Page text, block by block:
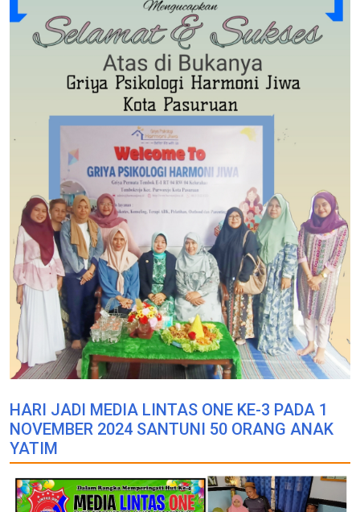
HARI JADI MEDIA LINTAS ONE KE-3 PADA 1
NOVEMBER 2024 SANTUNI 50 ORANG ANAK
YATIM